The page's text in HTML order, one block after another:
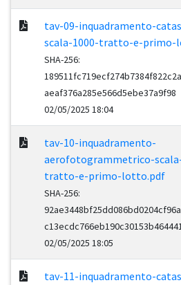
tav-09-inquadramento-
scala-1000-tratto-e-
SHA-256:
aeaf376a285e566d5ebe37a9f98
02/05/2025 18:04
tav-10-inquadramento-
aerofotogrammetrico-
tratto-e-primo-lotto.pdf
SHA-256:
02/05/2025 18:05
tav-11-inquadramento-